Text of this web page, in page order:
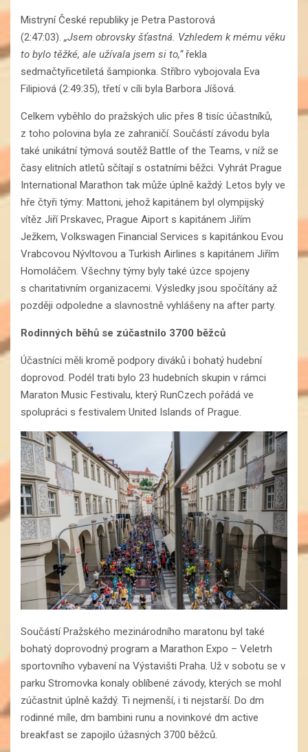
Mistryní České republiky je Petra Pastorová
(2:47:03). „Jsem obrovsky šťastná. Vzhledem k mému věku
to bylo těžké, ale užívala jsem si to,“řekla
sedmačtyřicetiletá šampionka. Stříbro vybojovala Eva
Filipiová (2:49:35), třetí v cíli byla Barbora Jíšová.
Celkem vyběhlo do pražských ulic přes 8 tisíc účastníků,
z toho polovina byla ze zahraničí. Součástí závodu byla
také unikátní týmová soutěž Battle of the Teams, v níž se
časy elitních atletů sčítají s ostatními běžci. Vyhrát Prague
International Marathon tak může úplně každý. Letos byly ve
hře čtyři týmy: Mattoni, jehož kapitánem byl olympijský
vítěz Jiří Prskavec, Prague Aiport s kapitánem Jiřím
Ježkem, Volkswagen Financial Services s kapitánkou Evou
Vrabcovou Nývltovou a Turkish Airlines s kapitánem Jiřím
Homoláčem. Všechny týmy byly také úzce spojeny
s charitativním organizacemi. Výsledky jsou spočítány až
později odpoledne a slavnostně vyhlášeny na after party.
Rodinných běhů se zúčastnilo 3700 běžců
Účastníci měli kromě podpory diváků i bohatý hudební
doprovod. Podél trati bylo 23 hudebních skupin v rámci
Maraton Music Festivalu, který RunCzech pořádá ve
spolupráci s festivalem United Islands of Prague.
Součástí Pražského mezinárodního maratonu byl také
bohatý doprovodný program a Marathon Expo – Veletrh
sportovního vybavení na Výstavišti Praha. Už v sobotu se v
parku Stromovka konaly oblíbené závody, kterých se mohl
zúčastnit úplně každý. Ti nejmenší, i ti nejstarší. Do dm
rodinné míle, dm bambini runu a novinkové dm active
breakfast se zapojilo úžasných 3700 běžců.